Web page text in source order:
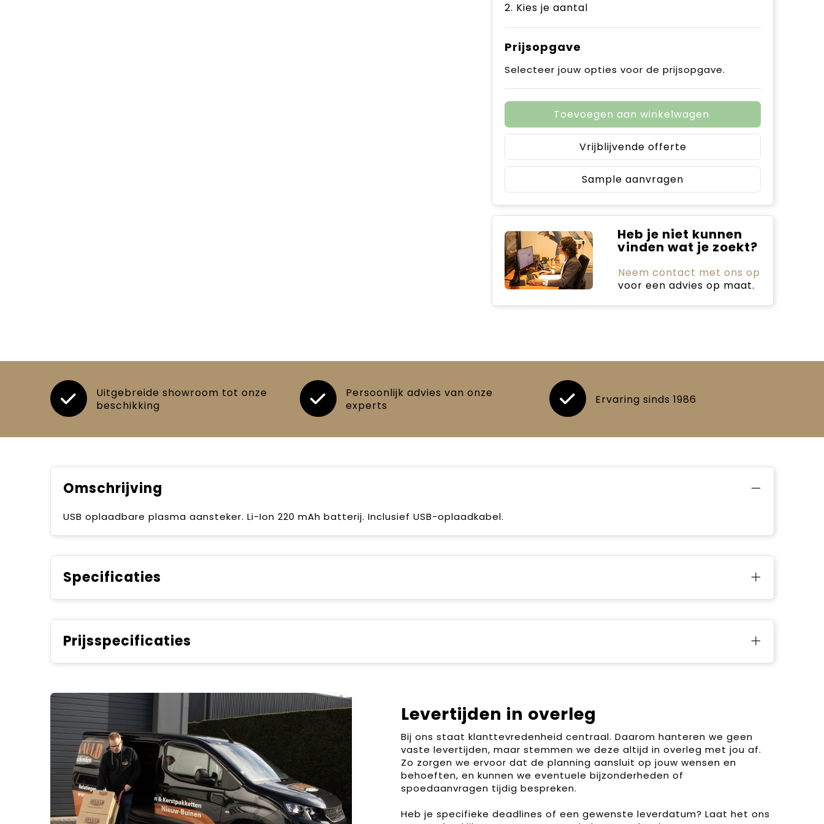
2. Kies je aantal
Prijsopgave
Selecteer jouw opties voor de prijsopgave.
Toevoegen aan winkelwagen
Vrijblijvende offerte
Sample aanvragen
Heb je niet kunnen
vinden wat je zoekt?
Neem contact met ons op
voor een advies op maat.
Uitgebreide showroom tot onze
beschikking
Persoonlijk advies van onze
experts
Ervaring sinds 1986
Omschrijving
USB oplaadbare plasma aansteker. Li-Ion 220 mAh batterij. Inclusief USB-oplaadkabel.
Specificaties
Prijsspecificaties
Levertijden in overleg
Bij ons staat klanttevredenheid centraal. Daarom hanteren we geen
vaste levertijden, maar stemmen we deze altijd in overleg met jou af.
Zo zorgen we ervoor dat de planning aansluit op jouw wensen en
behoeften, en kunnen we eventuele bijzonderheden of
spoedaanvragen tijdig bespreken.
Heb je specifieke deadlines of een gewenste leverdatum? Laat het ons